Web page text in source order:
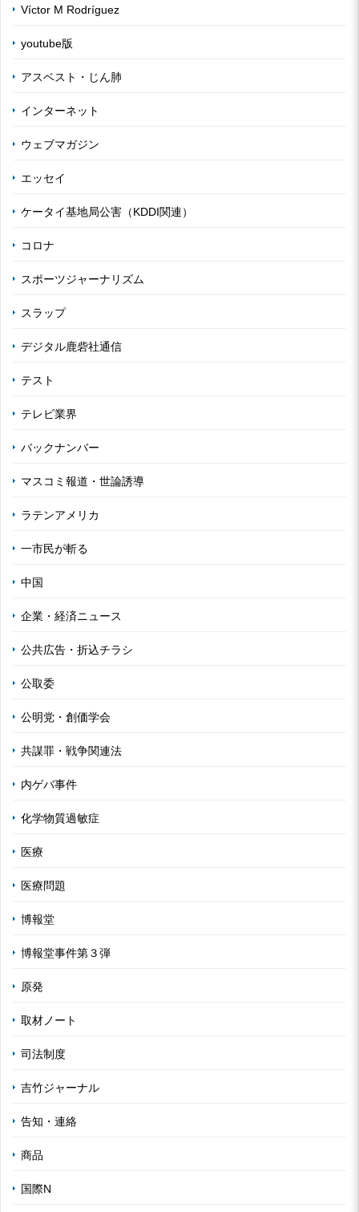
Víctor M Rodríguez
youtube版
アスベスト・じん肺
インターネット
ウェブマガジン
エッセイ
ケータイ基地局公害（KDDI関連）
コロナ
スポーツジャーナリズム
スラップ
デジタル鹿砦社通信
テスト
テレビ業界
バックナンバー
マスコミ報道・世論誘導
ラテンアメリカ
一市民が斬る
中国
企業・経済ニュース
公共広告・折込チラシ
公取委
公明党・創価学会
共謀罪・戦争関連法
内ゲバ事件
化学物質過敏症
医療
医療問題
博報堂
博報堂事件第３弾
原発
取材ノート
司法制度
吉竹ジャーナル
告知・連絡
商品
国際N